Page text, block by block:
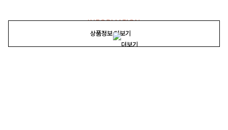
상품정보 더보기